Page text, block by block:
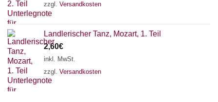
zzgl. Versandkosten
Landlerischer Tanz, Mozart, 1. Teil
2,60€
inkl. MwSt.
zzgl. Versandkosten
18 SAITEN 21 SAITEN